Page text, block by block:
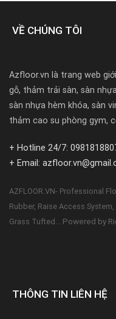
VỀ CHÚNG TÔI
Azfloor.vn là trang web
gỗ, thảm trải sàn, sàn
sàn nhựa hèm khóa, sàn
thảm cao su phòng gym,
+ Hotline 24/7:
+ Email:
AZFLOOR.VN- Professional
Rubber, Raise Access
Grass Tufted... Powered by
THÔNG TIN LIÊN HỆ